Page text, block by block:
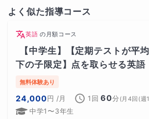
い方。自分を追い込みたい方。
③料金：月額3000円
【宿題について】
よく似た指導コース
英語 の 月額コース
【中学生】【定期テストが平
下の子限定】点を取らせる英語
無料体験あり
24,000円 /月 1回 60分 (月4回(週
中学1〜3年生